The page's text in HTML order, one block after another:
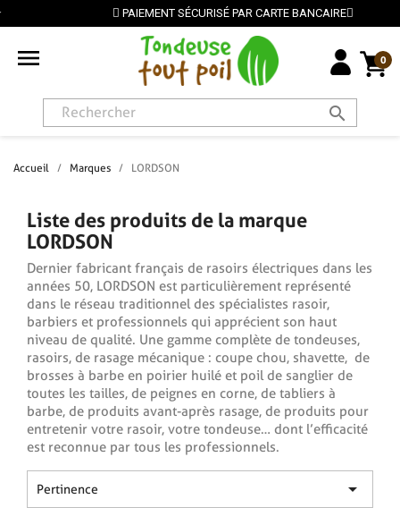
PAIEMENT SÉCURISÉ PAR CARTE BANCAIRE
 0
search
Accueil Marques LORDSON
Liste des produits de la marque
LORDSON
Dernier fabricant français de rasoirs électriques dans les
années 50, LORDSON est particulièrement représenté
dans le réseau traditionnel des spécialistes rasoir,
barbiers et professionnels qui apprécient son haut
niveau de qualité. Une gamme complète de tondeuses,
rasoirs, de rasage mécanique : coupe chou, shavette, de
brosses à barbe en poirier huilé et poil de sanglier de
toutes les tailles, de peignes en corne, de tabliers à
barbe, de produits avant-après rasage, de produits pour
entretenir votre rasoir, votre tondeuse… dont l’efficacité
est reconnue par tous les professionnels.
Pertinence 